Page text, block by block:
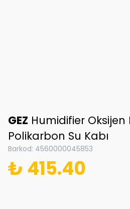
GEZ Humidifier
Polikarbon Su Kabı
Barkod: 4560000045853
₺ 415.40